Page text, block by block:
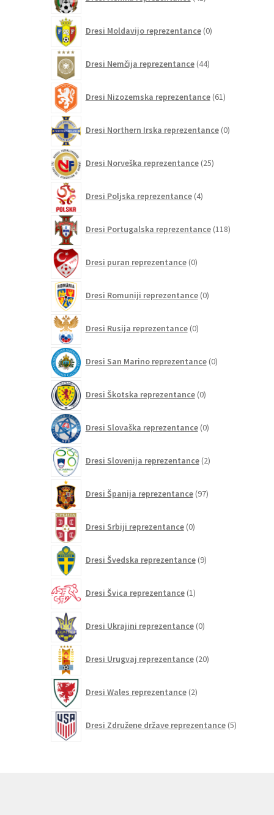
izdelkov
Dresi Moldavijo reprezentance 0izdelkov
Dresi Nemčija reprezentance 44izdelkov
Dresi Nizozemska reprezentance 61izdelkov
Dresi Northern Irska reprezentance 0izdelkov
Dresi Norveška reprezentance 25izdelkov
Dresi Poljska reprezentance 4izdelki
Dresi Portugalska reprezentance 118izdelkov
Dresi puran reprezentance 0izdelkov
Dresi Romuniji reprezentance 0izdelkov
Dresi Rusija reprezentance 0izdelkov
Dresi San Marino reprezentance 0izdelkov
Dresi Škotska reprezentance 0izdelkov
Dresi Slovaška reprezentance 0izdelkov
Dresi Slovenija reprezentance 2izdelka
Dresi Španija reprezentance 97izdelkov
Dresi Srbiji reprezentance 0izdelkov
Dresi Švedska reprezentance 9izdelkov
Dresi Švica reprezentance 1izdelek
Dresi Ukrajini reprezentance 0izdelkov
Dresi Urugvaj reprezentance 20izdelkov
Dresi Wales reprezentance 2izdelka
Dresi Združene države reprezentance 5izdelkov